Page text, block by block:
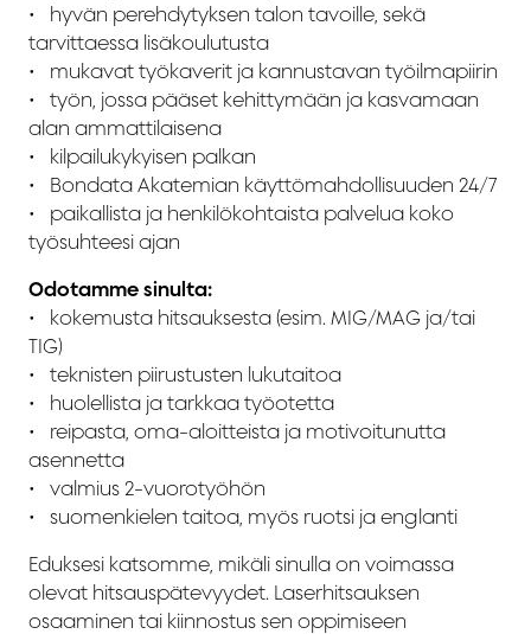
•⁠ ⁠⁠hyvän perehdytyksen talon tavoille, sekä
tarvittaessa lisäkoulutusta
•⁠ ⁠⁠mukavat työkaverit ja kannustavan työilmapiirin
•⁠ ⁠⁠työn, jossa pääset kehittymään ja kasvamaan
alan ammattilaisena
•⁠ ⁠⁠kilpailukykyisen palkan
•⁠ ⁠⁠Bondata Akatemian käyttömahdollisuuden 24/7
•⁠ ⁠⁠paikallista ja henkilökohtaista palvelua koko
työsuhteesi ajan
Odotamme sinulta:
•⁠ ⁠kokemusta hitsauksesta (esim. MIG/MAG ja/tai
TIG)
•⁠ ⁠⁠teknisten piirustusten lukutaitoa
•⁠ ⁠⁠huolellista ja tarkkaa työotetta
•⁠ ⁠⁠reipasta, oma-aloitteista ja motivoitunutta
asennetta
•⁠ ⁠⁠valmius 2-vuorotyöhön
•⁠ ⁠⁠suomenkielen taitoa, myös ruotsi ja englanti
Eduksesi katsomme, mikäli sinulla on voimassa
olevat hitsauspätevyydet. Laserhitsauksen
osaaminen tai kiinnostus sen oppimiseen